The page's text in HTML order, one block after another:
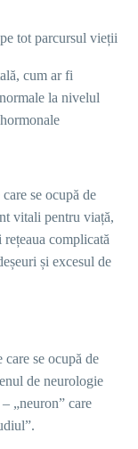
tot parcursul vieții
cum ar fi
la nivelul
se ocupă de
vitali pentru viață,
rețeaua complicată
și excesul de
se ocupă de
de neurologie
„neuron” care